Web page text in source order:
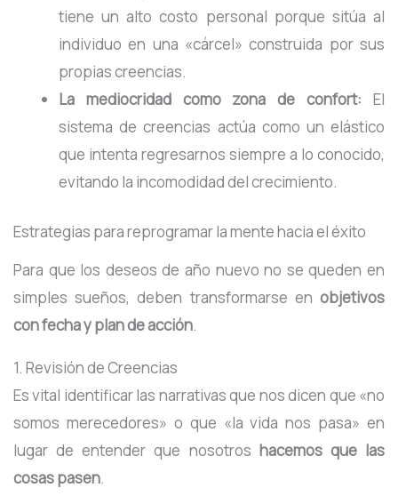
tiene un alto costo personal porque sitúa al
individuo en una «cárcel» construida por sus
propias creencias.
La mediocridad como zona de confort: El
sistema de creencias actúa como un elástico
que intenta regresarnos siempre a lo conocido,
evitando la incomodidad del crecimiento.
Estrategias para reprogramar la mente hacia el éxito
Para que los deseos de año nuevo no se queden en
simples sueños, deben transformarse en objetivos
con fecha y plan de acción.
1. Revisión de Creencias
Es vital identificar las narrativas que nos dicen que «no
somos merecedores» o que «la vida nos pasa» en
lugar de entender que nosotros hacemos que las
cosas pasen.